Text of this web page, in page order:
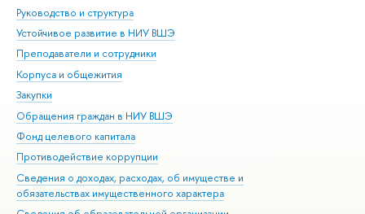
Руководство и структура
Устойчивое развитие в НИУ ВШЭ
Преподаватели и сотрудники
Корпуса и общежития
Закупки
Обращения граждан в НИУ ВШЭ
Фонд целевого капитала
Противодействие коррупции
Сведения о доходах, расходах, об имуществе и
обязательствах имущественного характера